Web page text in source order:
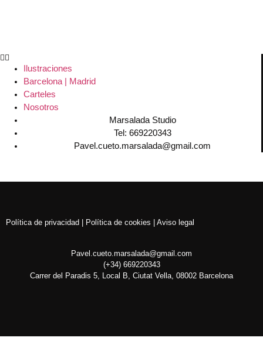
Ilustraciones
Barcelona | Madrid
Carteles
Nosotros
Marsalada Studio
Tel: 669220343
Pavel.cueto.marsalada@gmail.com
Política de privacidad | Política de cookies | Aviso legal
Pavel.cueto.marsalada@gmail.com
(+34) 669220343
Carrer del Paradis 5, Local B, Ciutat Vella, 08002 Barcelona